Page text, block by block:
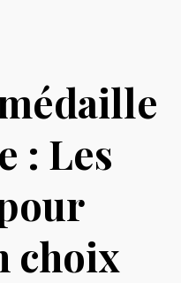
: Les
choix